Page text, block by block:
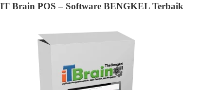
IT Brain POS – Software BENGKEL Terbaik